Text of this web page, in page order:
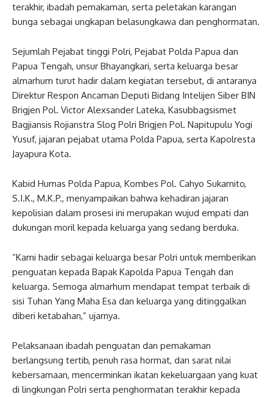
terakhir, ibadah pemakaman, serta peletakan karangan
bunga sebagai ungkapan belasungkawa dan penghormatan.
Sejumlah Pejabat tinggi Polri, Pejabat Polda Papua dan
Papua Tengah, unsur Bhayangkari, serta keluarga besar
almarhum turut hadir dalam kegiatan tersebut, di antaranya
Direktur Respon Ancaman Deputi Bidang Intelijen Siber BIN
Brigjen Pol. Victor Alexsander Lateka, Kasubbagsismet
Bagjiansis Rojianstra Slog Polri Brigjen Pol. Napitupulu Yogi
Yusuf, jajaran pejabat utama Polda Papua, serta Kapolresta
Jayapura Kota.
Kabid Humas Polda Papua, Kombes Pol. Cahyo Sukarnito,
S.I.K., M.K.P., menyampaikan bahwa kehadiran jajaran
kepolisian dalam prosesi ini merupakan wujud empati dan
dukungan moril kepada keluarga yang sedang berduka.
“Kami hadir sebagai keluarga besar Polri untuk memberikan
penguatan kepada Bapak Kapolda Papua Tengah dan
keluarga. Semoga almarhum mendapat tempat terbaik di
sisi Tuhan Yang Maha Esa dan keluarga yang ditinggalkan
diberi ketabahan,” ujarnya.
Pelaksanaan ibadah penguatan dan pemakaman
berlangsung tertib, penuh rasa hormat, dan sarat nilai
kebersamaan, mencerminkan ikatan kekeluargaan yang kuat
di lingkungan Polri serta penghormatan terakhir kepada